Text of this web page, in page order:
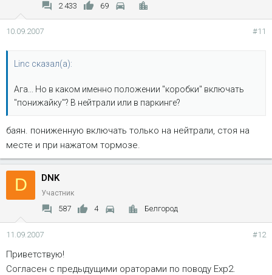
2 433 69
10.09.2007 #11
Linc сказал(а):
Ага... Но в каком именно положении "коробки" включать
"понижайку"? В нейтрали или в паркинге?
баян. пониженную включать только на нейтрали, стоя на
месте и при нажатом тормозе.
D DNK
Участник
587 4 Белгород
11.09.2007 #12
Приветствую!
Согласен с предыдущими ораторами по поводу Exp2.